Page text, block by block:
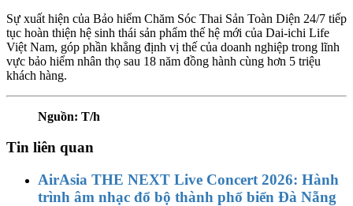
Sự xuất hiện của Bảo hiểm Chăm Sóc Thai Sản Toàn Diện 24/7 tiếp
tục hoàn thiện hệ sinh thái sản phẩm thế hệ mới của Dai-ichi Life
Việt Nam, góp phần khẳng định vị thế của doanh nghiệp trong lĩnh
vực bảo hiểm nhân thọ sau 18 năm đồng hành cùng hơn 5 triệu
khách hàng.
Nguồn: T/h
Tin liên quan
AirAsia THE NEXT Live Concert 2026: Hành
trình âm nhạc đổ bộ thành phố biển Đà Nẵng